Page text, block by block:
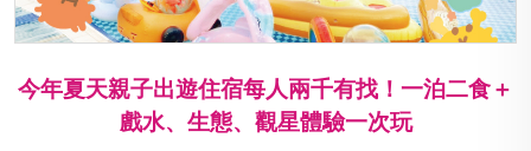
今年夏天親子出遊住宿每人兩千有找！一泊二食＋
戲水、生態、觀星體驗一次玩